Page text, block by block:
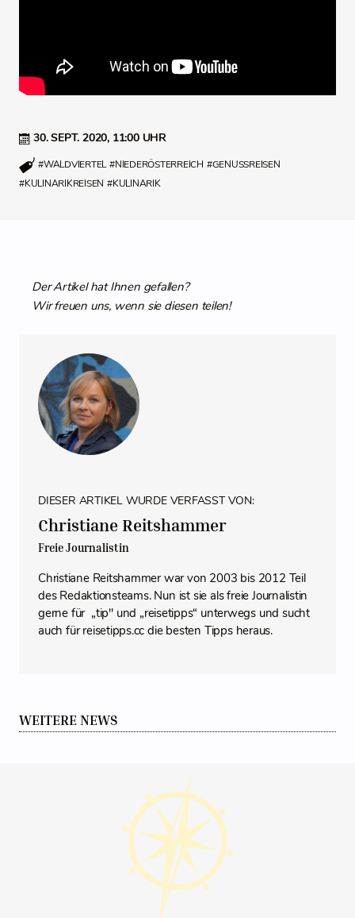
30. SEPT. 2020, 11:00 UHR
#WALDVIERTEL #NIEDERÖSTERREICH #GENUSSREISEN
#KULINARIKREISEN #KULINARIK
Der Artikel hat Ihnen gefallen?
Wir freuen uns, wenn sie diesen teilen!
DIESER ARTIKEL WURDE VERFASST VON:
Christiane Reitshammer
Freie Journalistin
Christiane Reitshammer war von 2003 bis 2012 Teil
des Redaktionsteams. Nun ist sie als freie Journalistin
gerne für „tip" und „reisetipps“ unterwegs und sucht
auch für reisetipps.cc die besten Tipps heraus.
WEITERE NEWS